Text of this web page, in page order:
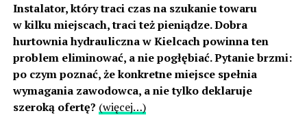
Instalator, który traci czas na szukanie towaru
w kilku miejscach, traci też pieniądze. Dobra
hurtownia hydrauliczna w Kielcach powinna ten
problem eliminować, a nie pogłębiać. Pytanie brzmi:
po czym poznać, że konkretne miejsce spełnia
wymagania zawodowca, a nie tylko deklaruje
szeroką ofertę? (więcej…)